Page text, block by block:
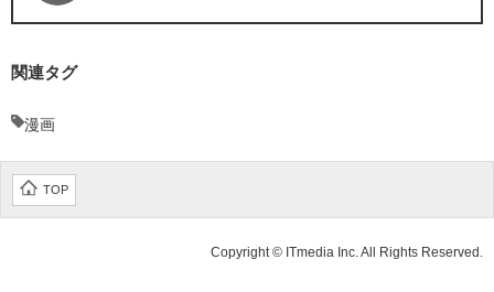
関連タグ
漫画
TOP
Copyright © ITmedia Inc. All Rights Reserved.